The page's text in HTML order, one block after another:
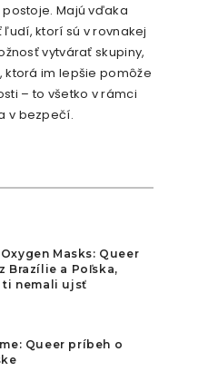
Majú vďaka
ktorí sú v rovnakej
vytvárať skupiny,
ktorá im lepšie pomôže
– to všetko v rámci
v bezpečí.
Masks: Queer
Brazílie a Poľska,
ti nemali ujsť
Queer príbeh o